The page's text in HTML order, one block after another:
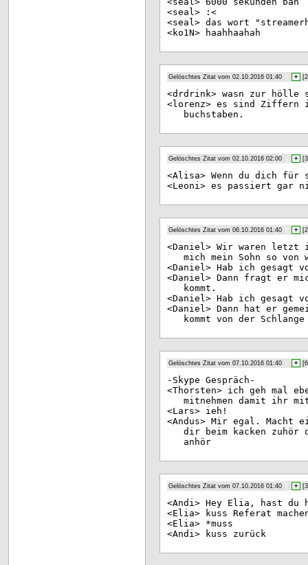
<seal> :<
<seal> das wort
<ko1N> haahhaahah
Gelöschtes Zitat vom 02.10.2016 01:40 + [
<drdrink> wasn zur hölle
<lo renz> es sind Ziffern
buchstaben.
Gelöschtes Zitat vom 02.10.2016 02:00 + [
<Alisa> Wenn du dich
<Leoni> es passiert gar
Gelöschtes Zitat vom 06.10.2016 01:40 + [
<Daniel> Wir waren letzt
mich mein Sohn so von
<Daniel> Hab ich gesagt
<Daniel> Dann fragt er
kommt.
<Daniel> Hab ich gesagt
<Daniel> Dann hat er
kommt von der Schlange
Gelöschtes Zitat vom 07.10.2016 01:40 + [
-Skype Gespräch-
<Thorsten> ich geh mal
mitnehmen damit ihr
<La rs> ieh!
<Andus> Mir egal. Macht
dir beim kacken zuhör
anhör
Gelöschtes Zitat vom 07.10.2016 01:40 + [
<Andi> Hey Elia, hast du
<Elia> kuss Referat
<Elia> *muss
<Andi> kuss zurück